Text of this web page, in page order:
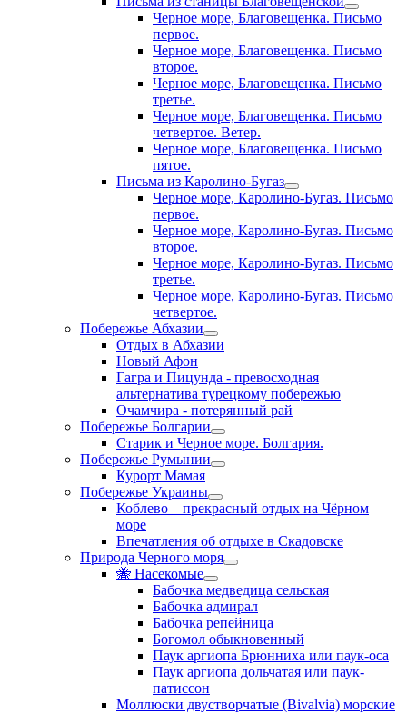
Черное море, Благовещенка. Письмо
первое.
Черное море, Благовещенка. Письмо
второе.
Черное море, Благовещенка. Письмо
третье.
Черное море, Благовещенка. Письмо
четвертое. Ветер.
Черное море, Благовещенка. Письмо
пятое.
Письма из Каролино-Бугаз
Черное море, Каролино-Бугаз. Письмо
первое.
Черное море, Каролино-Бугаз. Письмо
второе.
Черное море, Каролино-Бугаз. Письмо
третье.
Черное море, Каролино-Бугаз. Письмо
четвертое.
Побережье Абхазии
Отдых в Абхазии
Новый Афон
Гагра и Пицунда - превосходная
альтернатива турецкому побережью
Очамчира - потерянный рай
Побережье Болгарии
Старик и Черное море. Болгария.
Побережье Румынии
Курорт Мамая
Побережье Украины
Коблево – прекрасный отдых на Чёрном
море
Впечатления об отдыхе в Скадовске
Природа Черного моря
🐝 Насекомые
Бабочка медведица сельская
Бабочка адмирал
Бабочка репейница
Богомол обыкновенный
Паук аргиопа Брюнниха или паук-оса
Паук аргиопа дольчатая или паук-
патиссон
Моллюски двустворчатые (Bivalvia) морские